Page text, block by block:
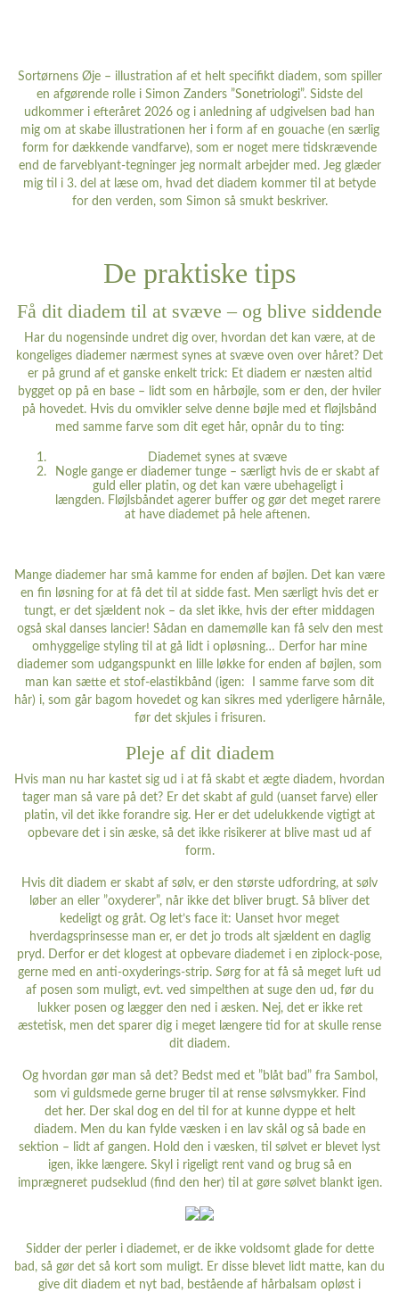
Sortørnens Øje – illustration af et helt specifikt diadem, som spiller
en afgørende rolle i Simon Zanders ”Sonetriologi”. Sidste del
udkommer i efteråret 2026 og i anledning af udgivelsen bad han
mig om at skabe illustrationen her i form af en gouache (en særlig
form for dækkende vandfarve), som er noget mere tidskrævende
end de farveblyant-tegninger jeg normalt arbejder med. Jeg glæder
mig til i 3. del at læse om, hvad det diadem kommer til at betyde
for den verden, som Simon så smukt beskriver.
De praktiske tips
Få dit diadem til at svæve – og blive siddende
Har du nogensinde undret dig over, hvordan det kan være, at de
kongeliges diademer nærmest synes at svæve oven over håret? Det
er på grund af et ganske enkelt trick: Et diadem er næsten altid
bygget op på en base – lidt som en hårbøjle, som er den, der hviler
på hovedet. Hvis du omvikler selve denne bøjle med et fløjlsbånd
med samme farve som dit eget hår, opnår du to ting:
Diademet synes at svæve
Nogle gange er diademer tunge – særligt hvis de er skabt af
guld eller platin, og det kan være ubehageligt i
længden. Fløjlsbåndet agerer buffer og gør det meget rarere
at have diademet på hele aftenen.
Mange diademer har små kamme for enden af bøjlen. Det kan være
en fin løsning for at få det til at sidde fast. Men særligt hvis det er
tungt, er det sjældent nok – da slet ikke, hvis der efter middagen
også skal danses lancier! Sådan en damemølle kan få selv den mest
omhyggelige styling til at gå lidt i opløsning… Derfor har mine
diademer som udgangspunkt en lille løkke for enden af bøjlen, som
man kan sætte et stof-elastikbånd (igen: I samme farve som dit
hår) i, som går bagom hovedet og kan sikres med yderligere hårnåle,
før det skjules i frisuren.
Pleje af dit diadem
Hvis man nu har kastet sig ud i at få skabt et ægte diadem, hvordan
tager man så vare på det? Er det skabt af guld (uanset farve) eller
platin, vil det ikke forandre sig. Her er det udelukkende vigtigt at
opbevare det i sin æske, så det ikke risikerer at blive mast ud af
form.
Hvis dit diadem er skabt af sølv, er den største udfordring, at sølv
løber an eller ”oxyderer”, når ikke det bliver brugt. Så bliver det
kedeligt og gråt. Og let’s face it: Uanset hvor meget
hverdagsprinsesse man er, er det jo trods alt sjældent en daglig
pryd. Derfor er det klogest at opbevare diademet i en ziplock-pose,
gerne med en anti-oxyderings-strip. Sørg for at få så meget luft ud
af posen som muligt, evt. ved simpelthen at suge den ud, før du
lukker posen og lægger den ned i æsken. Nej, det er ikke ret
æstetisk, men det sparer dig i meget længere tid for at skulle rense
dit diadem.
Og hvordan gør man så det? Bedst med et ”blåt bad” fra Sambol,
som vi guldsmede gerne bruger til at rense sølvsmykker. Find
det her. Der skal dog en del til for at kunne dyppe et helt
diadem. Men du kan fylde væsken i en lav skål og så bade en
sektion – lidt af gangen. Hold den i væsken, til sølvet er blevet lyst
igen, ikke længere. Skyl i rigeligt rent vand og brug så en
imprægneret pudseklud (find den her) til at gøre sølvet blankt igen.
Sidder der perler i diademet, er de ikke voldsomt glade for dette
bad, så gør det så kort som muligt. Er disse blevet lidt matte, kan du
give dit diadem et nyt bad, bestående af hårbalsam opløst i